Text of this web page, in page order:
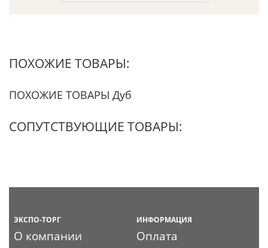
ПОХОЖИЕ ТОВАРЫ:
ПОХОЖИЕ ТОВАРЫ Дуб
СОПУТСТВУЮЩИЕ ТОВАРЫ:
ЭКСПО-ТОРГ
О компании
ИНФОРМАЦИЯ
Оплата